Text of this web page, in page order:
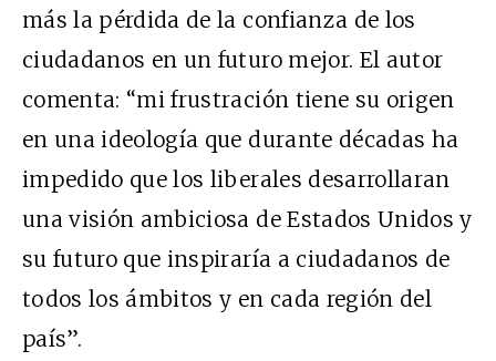
más la pérdida de la confianza de los
ciudadanos en un futuro mejor. El autor
comenta: “mi frustración tiene su origen
en una ideología que durante décadas ha
impedido que los liberales desarrollaran
una visión ambiciosa de Estados Unidos y
su futuro que inspiraría a ciudadanos de
todos los ámbitos y en cada región del
país”.